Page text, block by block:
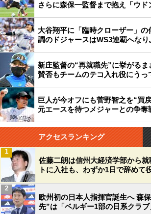
さらに森保一監督まで抱え「ウド
大谷翔平に「臨時クローザー」
調のドジャースはWS3連覇へな
新庄監督の“再就職先”に挙がる
賛否もチームのテコ入れ役にうっ
巨人が今オフにも菅野智之を“買
元エースを待つメジャーとの争奪
アクセスランキング
佐藤二朗は信州大経済学部から
トに入社も、わずか1日で辞めて
1
欧州初の日本人指揮官誕生へ 森
先”は「ベルギー1部の日系クラ
2